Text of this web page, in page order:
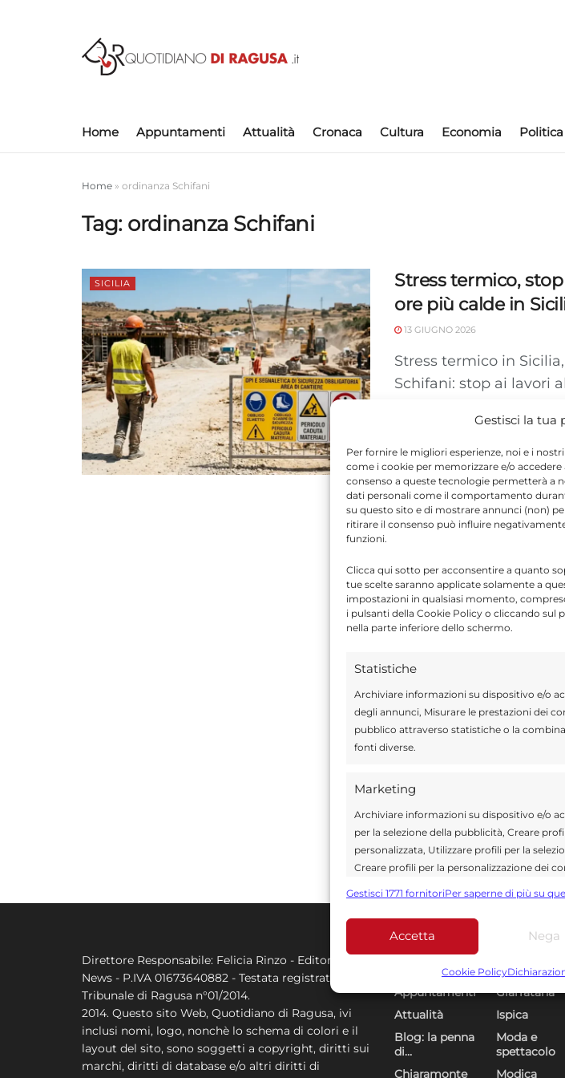
Gestisci la tua
Per fornire le migliori esperienze, noi e i
come i cookie per memorizzare e/o
consenso a queste tecnologie permetterà a
dati personali come il comportamento
su questo sito e di mostrare annunci (non)
ritirare il consenso può influire
funzioni.
Clicca qui sotto per acconsentire a quanto
tue scelte saranno applicate solamente a
impostazioni in qualsiasi momento,
i pulsanti della Cookie Policy o cliccando sul
nella parte inferiore dello schermo.
Statistiche
Archiviare informazioni su dispositivo e/o
degli annunci, Misurare le prestazioni dei
pubblico attraverso statistiche o la
fonti diverse.
Marketing
Archiviare informazioni su dispositivo e/o
per la selezione della pubblicità, Creare
personalizzata, Utilizzare profili per la
Creare profili per la personalizzazione dei
Utilizzare dati limitati per la selezione dei
Funzionalità
Abbinare e combinare dati provenienti da
Utilizzare dati di geolocalizzazione
dispositivi in base a informazioni
Gestisci 1771 fornitoriPer saperne di più su
Accetta Nega
Cookie Policy
Home Appuntamenti Attualità Cronaca Cultura Economia Politica
Home » ordinanza Schifani
Tag: ordinanza Schifani
SICILIA
Stress termico,
ore più calde in
13 GIUGNO 2026
Stress termico in
Schifani: stop ai lavori
Direttore Responsabile: Felicia Rinzo - Editore QDR
News - P.IVA 01673640882 - Testata registrata al
Tribunale di Ragusa n°01/2014.
2014. Questo sito Web, Quotidiano di Ragusa, ivi
inclusi nomi, logo, nonchè lo schema di colori e il
layout del sito, sono soggetti a copyright, diritti sui
marchi, diritti di database e/o altri diritti di
Sezioni
Appuntamenti
Attualità
Blog: la penna
di…
Chiaramonte
Giarratana
Ispica
Moda e
spettacolo
Modica